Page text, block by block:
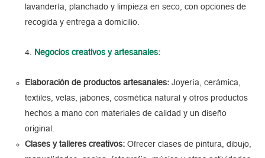
lavandería, planchado y limpieza en seco, con opciones de
recogida y entrega a domicilio.
Negocios creativos y artesanales:
Elaboración de productos artesanales: Joyería, cerámica,
textiles, velas, jabones, cosmética natural y otros productos
hechos a mano con materiales de calidad y un diseño
original.
Clases y talleres creativos: Ofrecer clases de pintura, dibujo,